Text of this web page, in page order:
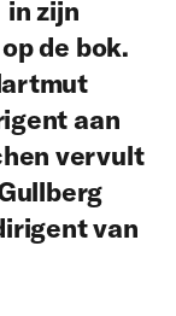
zijn
de bok.
aan
vervult
van